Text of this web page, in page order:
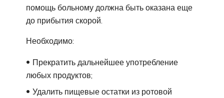
помощь больному должна быть оказана еще
до прибытия скорой.
Необходимо:
Прекратить дальнейшее употребление
любых продуктов;
Удалить пищевые остатки из ротовой